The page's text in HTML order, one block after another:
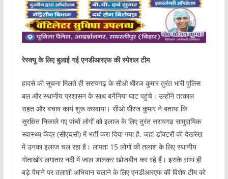
रेस्क्यू के लिए बुलाई गई एनडीआरएफ की स्पेशल टीम
हादसे की सूचना मिलते ही सरायगढ़ के सीओ धीरज कुमार तुरंत भारी पुलिस
बल और स्थानीय प्रशासन के साथ बनैनिया घाट पहुंचे। उन्होंने तत्काल
राहत और बचाव कार्य शुरू करवाया। सीओ धीरज कुमार ने बताया कि
सुरक्षित निकाले गए पांचों लोगों को इलाज के लिए तुरंत सरायगढ़ सामुदायिक
स्वास्थ्य केंद्र (सीएचसी) में भर्ती करा दिया गया है, जहां डॉक्टरों की देखरेख
में उनका इलाज चल रहा है। लापता 15 लोगों की तलाश के लिए स्थानीय
गोताखोर लगातार नदी में जाल डालकर खोजबीन कर रहे हैं। इसके साथ ही
बड़े पैमाने पर तलाशी अभियान चलाने के लिए एनडीआरएफ की विशेष टीम को